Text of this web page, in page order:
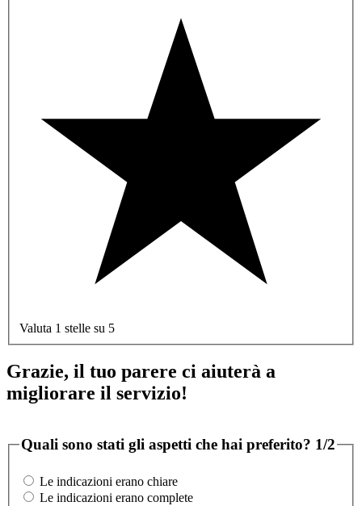
Valuta 1 stelle su 5
Grazie, il tuo parere ci aiuterà a
migliorare il servizio!
Quali sono stati gli aspetti che hai preferito? 1/2
Le indicazioni erano chiare
Le indicazioni erano complete